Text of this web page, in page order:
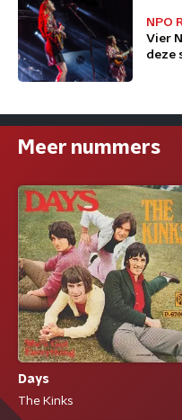
NPO
Vier
deze
Meer nummers
Days
The Kinks